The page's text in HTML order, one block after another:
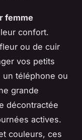
femme
confort.
ou de cuir
vos petits
téléphone ou
grande
décontractée
actives.
couleurs, ces